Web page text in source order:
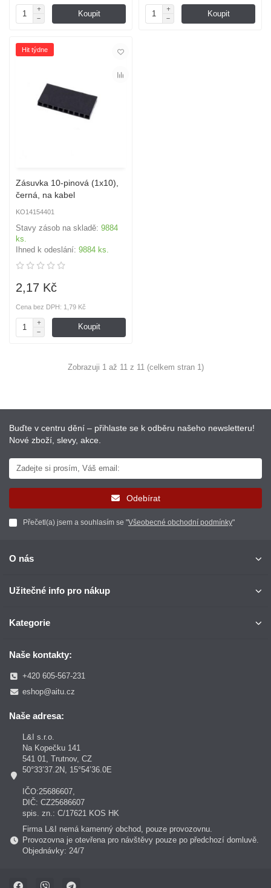
Koupit Koupit
Hit týdne
Zásuvka 10-pinová (1x10),
černá, na kabel
KO14154401
Stavy zásob na skladě: 9884
ks.
Ihned k odeslání: 9884 ks.
2,17 Kč
Cena bez DPH: 1,79 Kč
Koupit
Zobrazuji 1 až 11 z 11 (celkem stran 1)
Buďte v centru dění – přihlaste se k odběru našeho newsletteru!
Nové zboží, slevy, akce.
Odebírat
Přečetl(a) jsem a souhlasím se "Všeobecné obchodní podmínky"
O nás
Užitečné info pro nákup
Kategorie
Naše kontakty:
+420 605-567-231
eshop@aitu.cz
Naše adresa:
L&I s.r.o.
Na Kopečku 141
541 01, Trutnov, CZ
50°33’37.2N, 15°54’36.0E
IČO:25686607,
DIČ: CZ25686607
spis. zn.: C/17621 KOS HK
Firma L&I nemá kamenný obchod, pouze provozovnu.
Provozovna je otevřena pro návštěvy pouze po předchozí domluvě.
Objednávky: 24/7